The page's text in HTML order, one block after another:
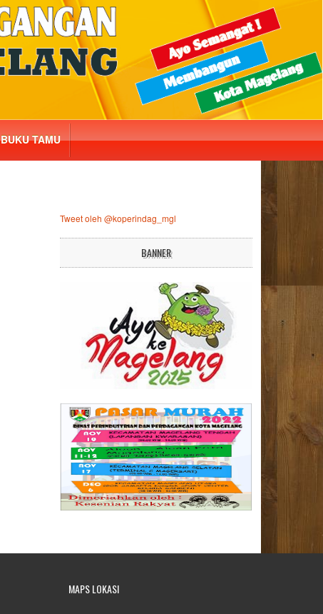
BUKU TAMU
Tweet oleh @koperindag_mgl
BANNER
MAPS LOKASI